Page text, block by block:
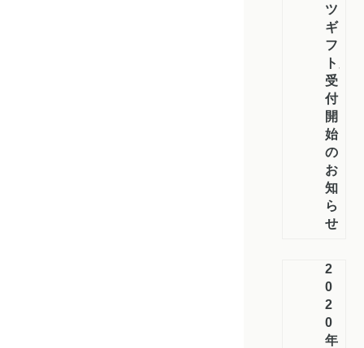
ツ
ギ
フ
ト」
受
付
開
始
の
お
知
ら
せ
2
0
2
0
年